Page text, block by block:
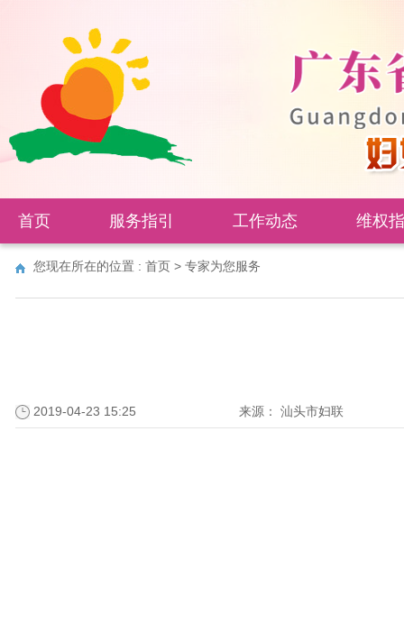
首页 服务指引 工作动态 维权
您现在所在的位置 : 首页 > 专家为您服务
2019-04-23 15:25 来源： 汕头市妇联